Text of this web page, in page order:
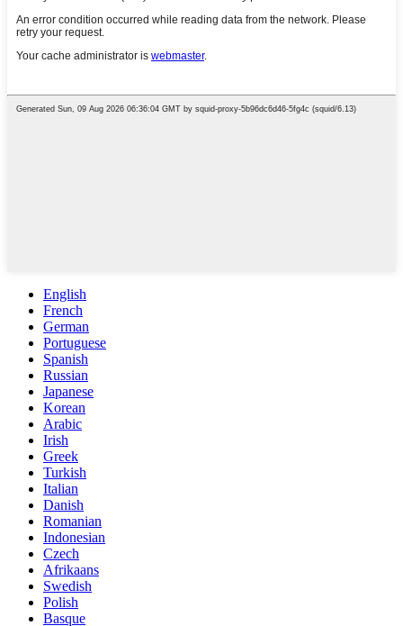
English
French
German
Portuguese
Spanish
Russian
Japanese
Korean
Arabic
Irish
Greek
Turkish
Italian
Danish
Romanian
Indonesian
Czech
Afrikaans
Swedish
Polish
Basque